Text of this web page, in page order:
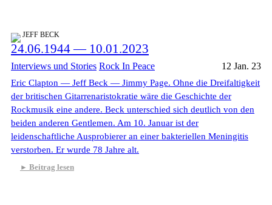
JEFF BECK
24.06.1944 — 10.01.2023
Interviews und Stories Rock In Peace 12 Jan. 23
Eric Clapton — Jeff Beck — Jimmy Page. Ohne die Dreifaltigkeit
der britischen Gitarrenaristokratie wäre die Geschichte der
Rockmusik eine andere. Beck unterschied sich deutlich von den
beiden anderen Gentlemen. Am 10. Januar ist der
leidenschaftliche Ausprobierer an einer bakteriellen Meningitis
verstorben. Er wurde 78 Jahre alt.
Beitrag lesen